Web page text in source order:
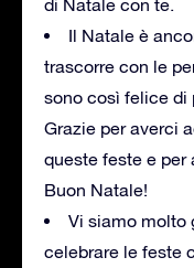
di Natale con te.
Il Natale è
trascorre con le
sono così felice di
Grazie per averci
queste feste e per
Buon Natale!
Vi siamo molto
celebrare le feste